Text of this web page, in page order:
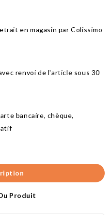
en magasin par Colissimo
renvoi de l'article sous 30
bancaire, chèque,
Produit